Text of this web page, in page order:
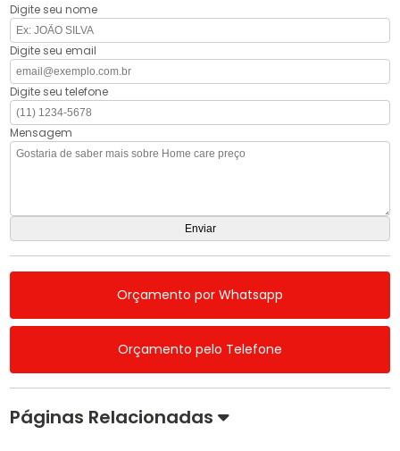
Digite seu nome
Digite seu email
Digite seu telefone
Mensagem
Orçamento por Whatsapp
Orçamento pelo Telefone
Páginas Relacionadas